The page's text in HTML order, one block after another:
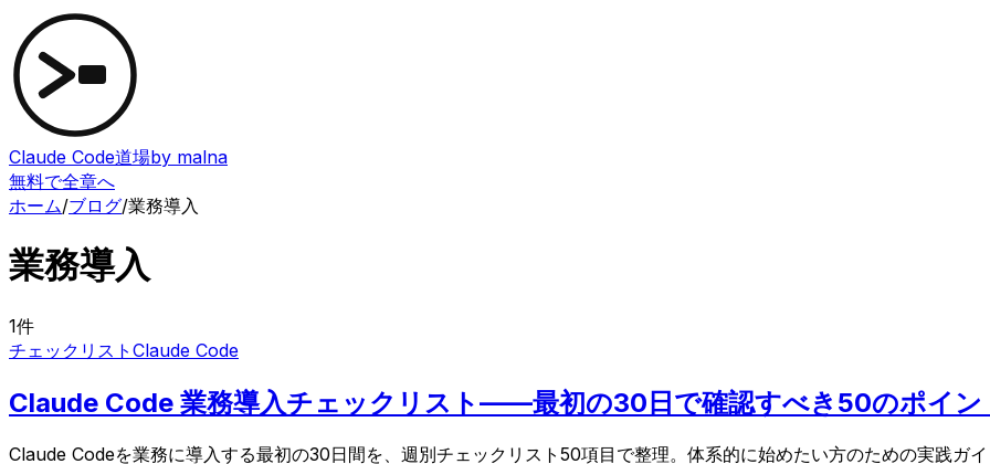
Claude Code道場by malna
無料で全章へ
ホーム/ブログ/業務導入
業務導入
1件
チェックリスト Claude Code
Claude Code 業務導入チェックリスト——最初の30日で確認すべき50のポイン
Claude Codeを業務に導入する最初の30日間を、週別チェックリスト50項目で整理。体系的に始めたい方のための実践ガイ